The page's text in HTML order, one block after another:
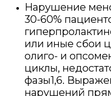
Нарушение
30-60%
или иные сбои
олиго- и
циклы,
фазы1,6.
нарушений